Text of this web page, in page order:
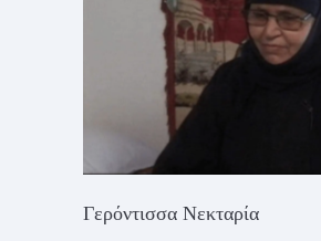
Γερόντισσα Νεκταρία